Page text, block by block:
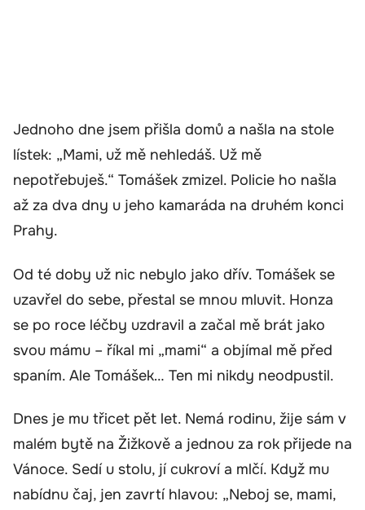
Jednoho dne jsem přišla domů a našla na stole
lístek: „Mami, už mě nehledáš. Už mě
nepotřebuješ.“ Tomášek zmizel. Policie ho našla
až za dva dny u jeho kamaráda na druhém konci
Prahy.
Od té doby už nic nebylo jako dřív. Tomášek se
uzavřel do sebe, přestal se mnou mluvit. Honza
se po roce léčby uzdravil a začal mě brát jako
svou mámu – říkal mi „mami“ a objímal mě před
spaním. Ale Tomášek… Ten mi nikdy neodpustil.
Dnes je mu třicet pět let. Nemá rodinu, žije sám v
malém bytě na Žižkově a jednou za rok přijede na
Vánoce. Sedí u stolu, jí cukroví a mlčí. Když mu
nabídnu čaj, jen zavrtí hlavou: „Neboj se, mami,